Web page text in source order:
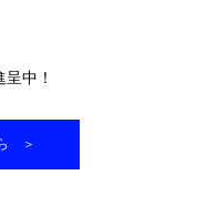
中！
＞